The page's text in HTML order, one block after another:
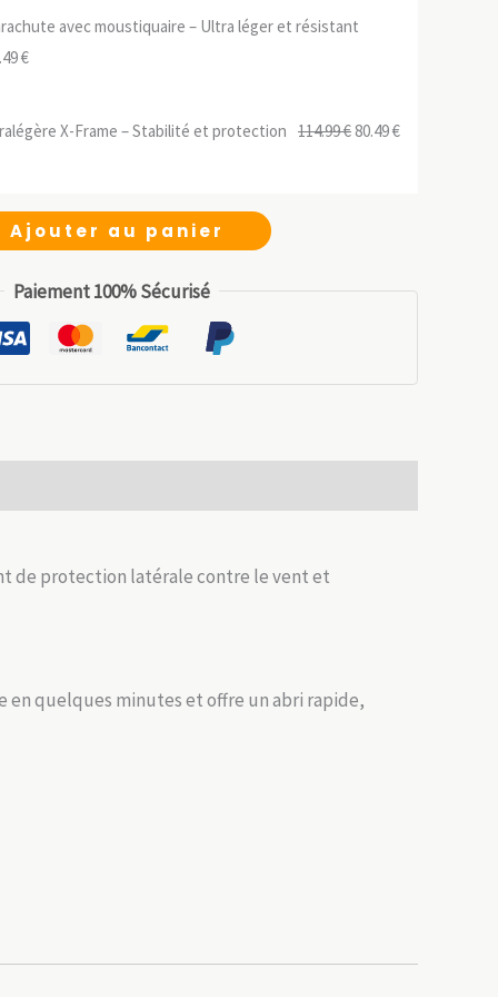
avec moustiquaire – Ultra léger et résistant
€Le
actuel
X-Frame – Stabilité et protection 114.99€Le
80.49€Le
Ajouter au panier
Paiement 100% Sécurisé
de protection latérale contre le vent et
en quelques minutes et offre un abri rapide,